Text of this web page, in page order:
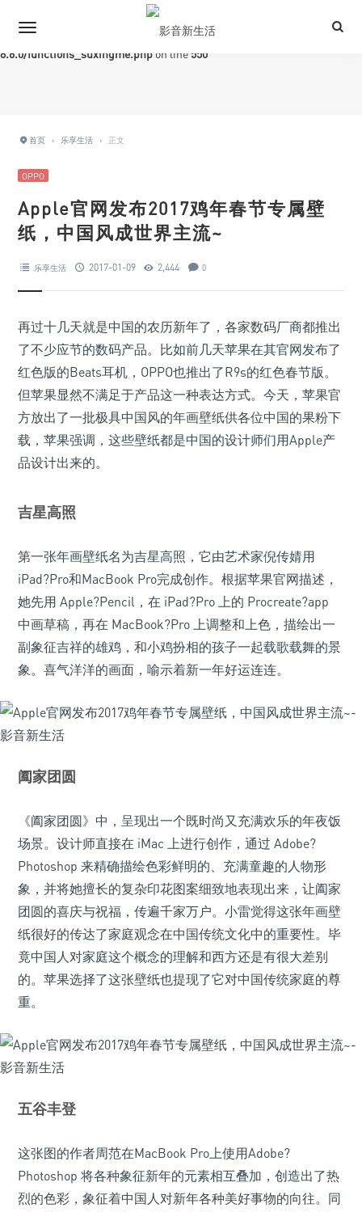
Warning
: Trying to access array offset on value of type bool in
/www/wwwroot/iavlife.com/wp-content/themes/Grace-
8.6.0/functions_suxingme.phpon line 550
首页 › 乐享生活 › 正文
OPPO
Apple官网发布2017鸡年春节专属壁
纸，中国风成世界主流~
乐享生活 2017-01-09 2,444 0
再过十几天就是中国的农历新年了，各家数码厂商都推出
了不少应节的数码产品。比如前几天苹果在其官网发布了
红色版的Beats耳机，OPPO也推出了R9s的红色春节版。
但苹果显然不满足于产品这一种表达方式。今天，苹果官
方放出了一批极具中国风的年画壁纸供各位中国的果粉下
载，苹果强调，这些壁纸都是中国的设计师们用Apple产
品设计出来的。
吉星高照
第一张年画壁纸名为吉星高照，它由艺术家倪传婧用
iPad?Pro和MacBook Pro完成创作。根据苹果官网描述，
她先用 Apple?Pencil，在 iPad?Pro 上的 Procreate?app
中画草稿，再在 MacBook?Pro 上调整和上色，描绘出一
副象征吉祥的雄鸡，和小鸡扮相的孩子一起载歌载舞的景
象。喜气洋洋的画面，喻示着新一年好运连连。
阖家团圆
《阖家团圆》中，呈现出一个既时尚又充满欢乐的年夜饭
场景。设计师直接在 iMac 上进行创作，通过 Adobe?
Photoshop 来精确描绘色彩鲜明的、充满童趣的人物形
象，并将她擅长的复杂印花图案细致地表现出来，让阖家
团圆的喜庆与祝福，传遍千家万户。小雷觉得这张年画壁
纸很好的传达了家庭观念在中国传统文化中的重要性。毕
竟中国人对家庭这个概念的理解和西方还是有很大差别
的。苹果选择了这张壁纸也提现了它对中国传统家庭的尊
重。
五谷丰登
这张图的作者周范在MacBook Pro上使用Adobe?
Photoshop 将各种象征新年的元素相互叠加，创造出了热
烈的色彩，象征着中国人对新年各种美好事物的向往。同